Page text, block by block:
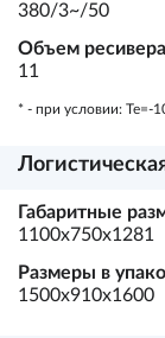
380/3~/50
Объем
11
* - при условии: Te=-
Габаритные
1100х750х1281
Размеры в
1500х910х1600